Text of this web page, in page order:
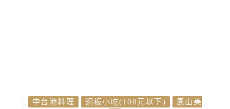
中台港料理 銅板小吃(100元以下)
鳳山美